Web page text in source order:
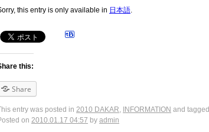
this entry is only available in 日本語.
this:
Share
entry was posted in 2010 DAKAR, INFORMATION and tagged
on 2010.01.17 04:57 by admin